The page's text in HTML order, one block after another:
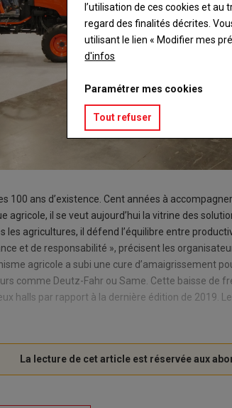
100 ans d’existence. Cent années à
agricole, il se veut aujourd’hui la vitrine des
les agricultures, il défend l’équilibre entre
et de responsabilité », précisent les
agricole a subi une cure d’amaigrissement
comme Deutz-Fahr ou Same. Cette baisse de
halls par rapport à la dernière édition de 2019.
l’utilisation de ces cookies et
regard des finalités décrites.
utilisant le lien « Modifier mes
d'infos
Paramétrer mes cookies
Tout refuser